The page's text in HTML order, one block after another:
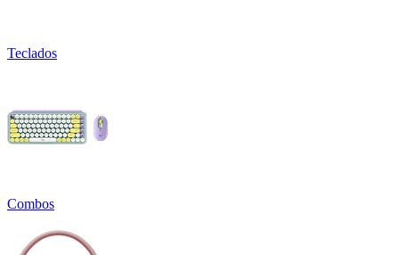
Teclados
Combos